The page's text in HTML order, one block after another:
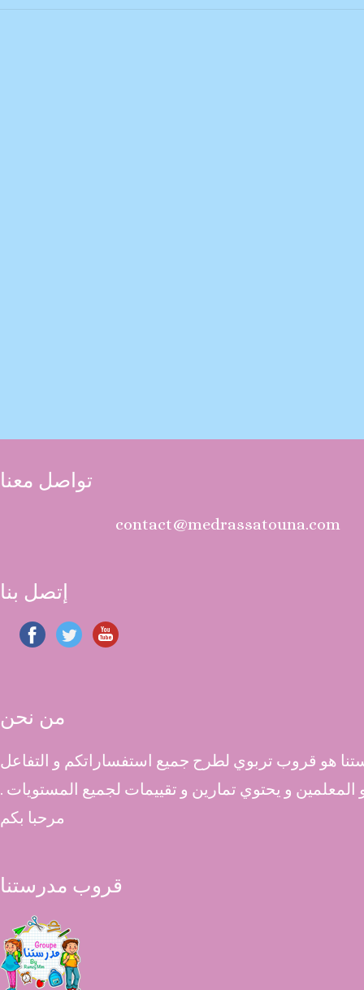
تواصل معنا
contact@medrassatouna.com
إتصل بنا
من نحن
هو قروب تربوي لطرح جميع استفساراتكم و التفاعل
و المعلمين و يحتوي تمارين و تقييمات لجميع المستويات .
مرحبا بكم
قروب مدرستنا